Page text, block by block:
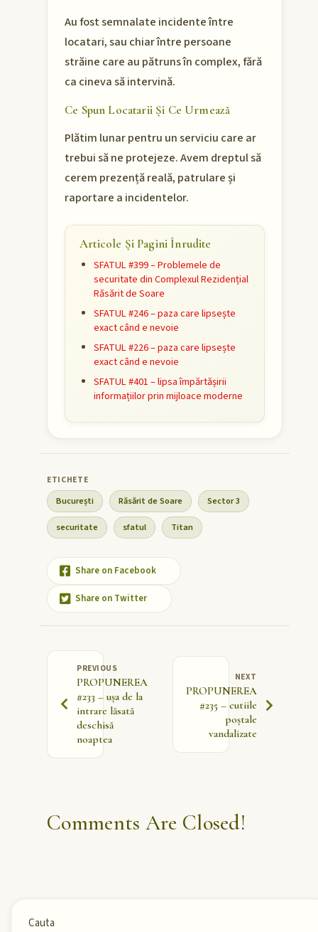
Au fost semnalate incidente între
locatari, sau chiar între persoane
străine care au pătruns în complex, fără
ca cineva să intervină.
Ce Spun Locatarii Și Ce Urmează
Plătim lunar pentru un serviciu care ar
trebui să ne protejeze. Avem dreptul să
cerem prezență reală, patrulare și
raportare a incidentelor.
Articole Și Pagini Înrudite
SFATUL #399 – Problemele de
securitate din Complexul Rezidențial
Răsărit de Soare
SFATUL #246 – paza care lipsește
exact când e nevoie
SFATUL #226 – paza care lipsește
exact când e nevoie
SFATUL #401 – lipsa împărtășirii
informațiilor prin mijloace moderne
București Răsărit de Soare Sector 3
securitate sfatul Titan
Share on Facebook
Share on Twitter
PREVIOUS
PROPUNEREA
#233 – ușa de la
intrare lăsată
deschisă
noaptea
NEXT
PROPUNEREA
#235 – cutiile
poștale
vandalizate
Comments Are Closed!
Cauta